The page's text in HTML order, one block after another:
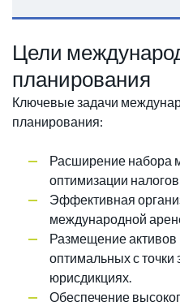
Цели
планирования
Ключевые задачи
планирования:
Расширение набора
оптимизации
Эффективная
международной
Размещение
оптимальных с точки
юрисдикциях.
Обеспечение